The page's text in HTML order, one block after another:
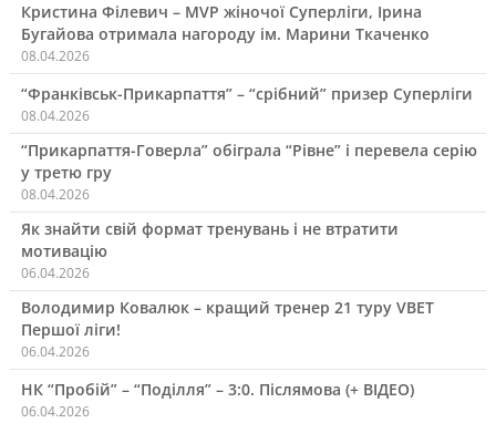
Кристина Філевич – MVP жіночої Суперліги, Ірина
Бугайова отримала нагороду ім. Марини Ткаченко
08.04.2026
“Франківськ-Прикарпаття” – “срібний” призер Суперліги
08.04.2026
“Прикарпаття-Говерла” обіграла “Рівне” і перевела серію
у третю гру
08.04.2026
Як знайти свій формат тренувань і не втратити
мотивацію
06.04.2026
Володимир Ковалюк – кращий тренер 21 туру VBET
Першої ліги!
06.04.2026
НК “Пробій” – “Поділля” – 3:0. Післямова (+ ВІДЕО)
06.04.2026